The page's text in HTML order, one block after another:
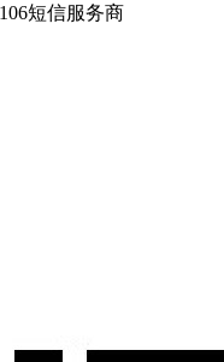
短信服务商